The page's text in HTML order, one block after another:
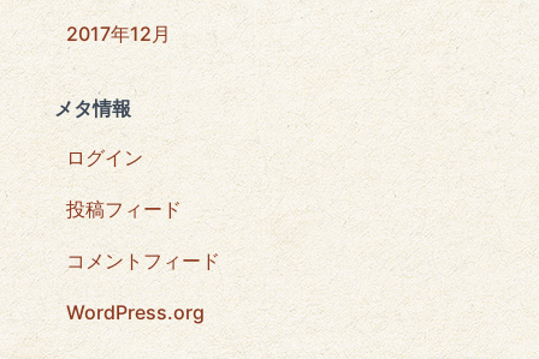
2017年12月
メタ情報
ログイン
投稿フィード
コメントフィード
WordPress.org